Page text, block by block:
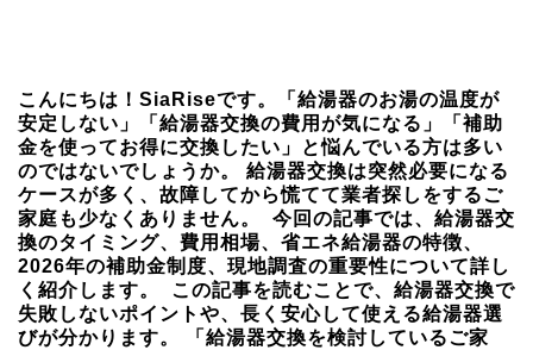
こんにちは！SiaRiseです。「給湯器のお湯の温度が
安定しない」「給湯器交換の費用が気になる」「補助
金を使ってお得に交換したい」と悩んでいる方は多い
のではないでしょうか。 給湯器交換は突然必要になる
ケースが多く、故障してから慌てて業者探しをするご
家庭も少なくありません。 今回の記事では、給湯器交
換のタイミング、費用相場、省エネ給湯器の特徴、
2026年の補助金制度、現地調査の重要性について詳し
く紹介します。 この記事を読むことで、給湯器交換で
失敗しないポイントや、長く安心して使える給湯器選
びが分かります。 「給湯器交換を検討しているご家